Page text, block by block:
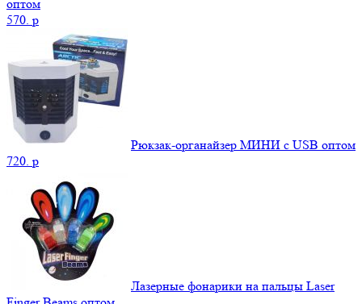
оптом
570. p
Рюкзак-органайзер МИНИ c USB оптом
720. p
Лазерные фонарики на пальцы Laser